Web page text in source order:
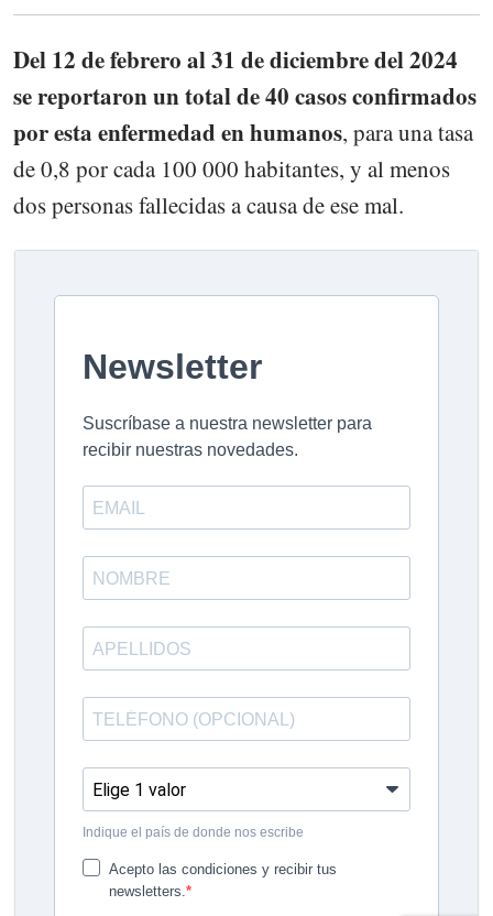
Del 12 de febrero al 31 de diciembre del 2024
se reportaron un total de 40 casos confirmados
por esta enfermedad en humanos, para una tasa
de 0,8 por cada 100 000 habitantes, y al menos
dos personas fallecidas a causa de ese mal.